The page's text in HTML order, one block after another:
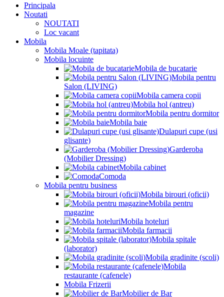
Principala
Noutati
NOUTATI
Loc vacant
Mobila
Mobila Moale (tapitata)
Mobila locuinte
Mobila de bucatarie
Mobila pentru
Salon (LIVING)
Mobila camera copii
Mobila hol (antreu)
Mobila pentru dormitor
Mobila baie
Dulapuri cupe (usi
glisante)
Garderoba
(Mobilier Dressing)
Mobila cabinet
Comoda
Mobila pentru business
Mobila birouri (oficii)
Mobila pentru
magazine
Mobila hoteluri
Mobila farmacii
Mobila spitale
(laborator)
Mobila gradinite (scoli)
Mobila
restaurante (cafenele)
Mobila Frizerii
Mobilier de Bar